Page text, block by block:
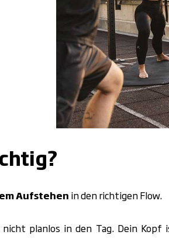
Aufstehen in den richtigen Flow.
planlos in den Tag. Dein Kopf